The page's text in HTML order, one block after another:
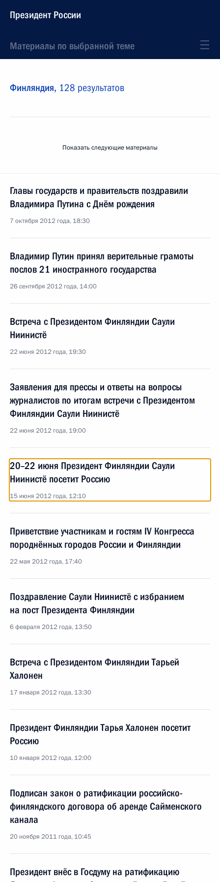
Президент России
Материалы по выбранной теме
Финляндия, 128 результатов
Показать следующие материалы
Главы государств и правительств поздравили
Владимира Путина с Днём рождения
7 октября 2012 года, 18:30
Владимир Путин принял верительные грамоты
послов 21 иностранного государства
26 сентября 2012 года, 14:00
Встреча с Президентом Финляндии Саули
Ниинистё
22 июня 2012 года, 19:30
Заявления для прессы и ответы на вопросы
журналистов по итогам встречи с Президентом
Финляндии Саули Ниинистё
22 июня 2012 года, 19:00
20–22 июня Президент Финляндии Саули
Ниинистё посетит Россию
15 июня 2012 года, 12:10
Приветствие участникам и гостям IV Конгресса
породнённых городов России и Финляндии
22 мая 2012 года, 17:40
Поздравление Саули Ниинистё с избранием
на пост Президента Финляндии
6 февраля 2012 года, 13:50
Встреча с Президентом Финляндии Тарьей
Халонен
17 января 2012 года, 13:30
Президент Финляндии Тарья Халонен посетит
Россию
10 января 2012 года, 12:00
Подписан закон о ратификации российско-
финляндского договора об аренде Сайменского
канала
20 ноября 2011 года, 10:45
Президент внёс в Госдуму на ратификацию